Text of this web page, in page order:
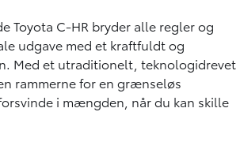
Toyota C-HR bryder alle regler og
udgave med et kraftfuldt og
Med et utraditionelt, teknologidrevet
rammerne for en grænseløs
i mængden, når du kan skille